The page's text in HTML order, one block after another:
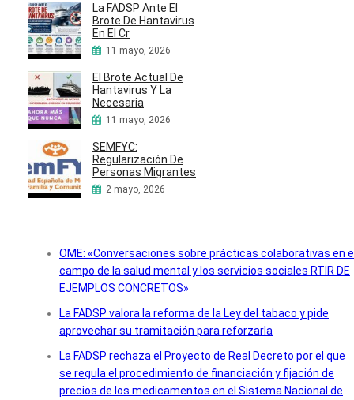
La FADSP Ante El
Brote De Hantavirus
En El Cr
11 mayo, 2026
El Brote Actual De
Hantavirus Y La
Necesaria
11 mayo, 2026
SEMFYC:
Regularización De
Personas Migrantes
2 mayo, 2026
OME: «Conversaciones sobre prácticas colaborativas en
campo de la salud mental y los servicios sociales RTIR DE
EJEMPLOS CONCRETOS»
La FADSP valora la reforma de la Ley del tabaco y pide
aprovechar su tramitación para reforzarla
La FADSP rechaza el Proyecto de Real Decreto por el que
se regula el procedimiento de financiación y fijación de
precios de los medicamentos en el Sistema Nacional de